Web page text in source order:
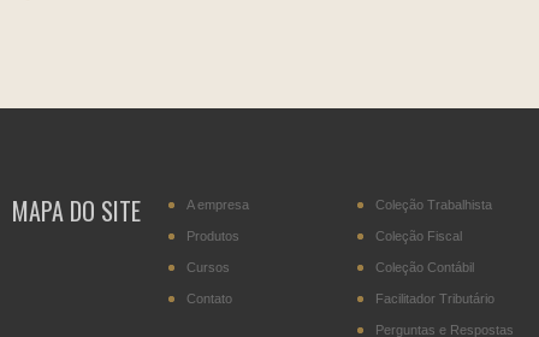
MAPA DO SITE A empresa
Produtos
Cursos
Contato
Coleção Trabalhista
Coleção Fiscal
Coleção Contábil
Facilitador Tributário
Perguntas e Respostas